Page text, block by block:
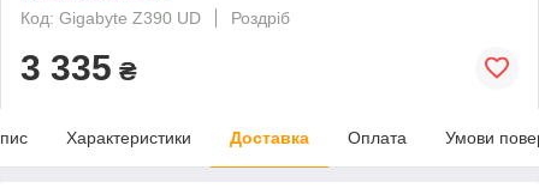
Код: Gigabyte Z390 UD
Роздріб
3 335 ₴
Характеристики Доставка Оплата Умови